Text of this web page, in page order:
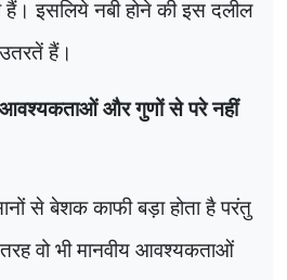
हैं। इसलिये नबी होने की इस दलील
उतरतें हैं।
और गुणों से परे नहीं
से बेशक काफी बड़ा होता है परंतु
वो भी मानवीय आवश्यकताओं